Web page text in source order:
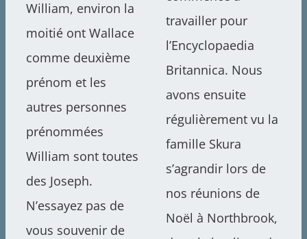
William, environ la
moitié ont Wallace
comme deuxième
prénom et les
autres personnes
prénommées
William sont toutes
des Joseph.
N’essayez pas de
vous souvenir de
travailler pour
l’Encyclopaedia
Britannica. Nous
avons ensuite
régulièrement vu la
famille Skura
s’agrandir lors de
nos réunions de
Noël à Northbrook,